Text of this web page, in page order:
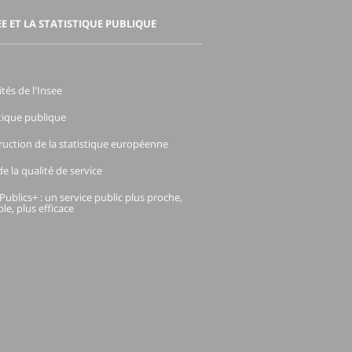
ET LA STATISTIQUE PUBLIQUE
de l'Insee
publique
de la statistique européenne
la qualité de service
: un service public plus proche,
plus efficace